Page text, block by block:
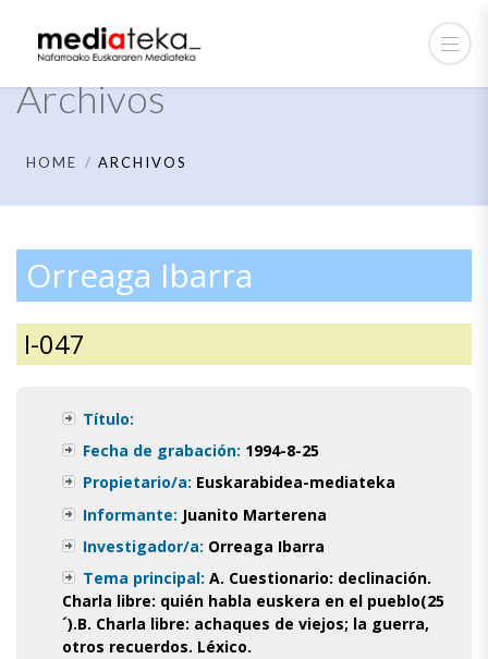
Archivos
HOME ARCHIVOS
Orreaga Ibarra
I-047
Título:
Fecha de grabación: 1994-8-25
Propietario/a: Euskarabidea-mediateka
Informante: Juanito Marterena
Investigador/a: Orreaga Ibarra
Tema principal: A. Cuestionario: declinación.
Charla libre: quién habla euskera en el pueblo(25
´).B. Charla libre: achaques de viejos; la guerra,
otros recuerdos. Léxico.